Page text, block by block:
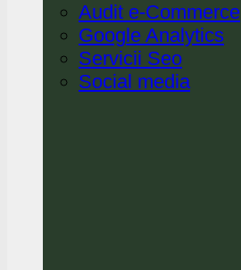
Audit e-Commerce
Google Analytics
Servicii Seo
Social media